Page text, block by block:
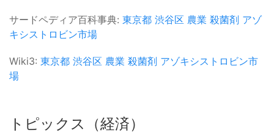
サードペディア百科事典: 東京都 渋谷区 農業 殺菌剤 アゾ
キシストロビン市場
Wiki3: 東京都 渋谷区 農業 殺菌剤 アゾキシストロビン市
場
トピックス（経済）